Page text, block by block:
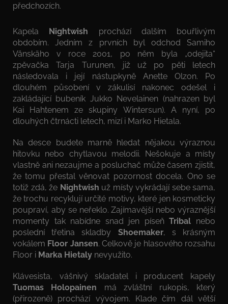
předchozích.
Kapela Nightwish prochází dalším bouřlivým
obdobím. Jedním z prvních byl odchod Samiho
Vänskäho v roce 2001, po něm byla „odejita“
zpěvačka Tarja Turunen, již už po pěti letech
následovala i její nástupkyně Anette Olzon. Po
dlouhém působení v zákulisí nakonec odešel i
zakládající bubeník Jukko Nevelainen (nahrazen byl
Kai Hahtenem ze skupiny Wintersun). A nyní, po
dlouhých čtrnácti letech, mizí i Marko Hietala.
Na desce budete marně hledat nějakou výraznou
hitovku nebo chytlavou melodii. Nešokuje a místy
vlastně ani nezaujme a posluchač může časem zjistit,
že tomu přestal věnovat pozornost docela. Ono se
totiž zdá, že Nightwish už místy vykrádají sebe sama,
že trochu recyklují určité motivy, které jen kosmeticky
poupraví, aby se neřeklo. Zajímavější nebo výraznější
momenty tak nabídne snad jen píseňTribal nebo
poslední třetina skladby Shoemaker, s krásným
vokálem Floor Jansen. Celkově je hlasového rozsahu
Floor i Marka Hietaly nevyužito.
Klávesista, vášnivý skladatel i producent kapely
Tuomas Holopainen má zvláštní rukopis, který
(přirozeně) prochází vývojem. Klade čím dál větší